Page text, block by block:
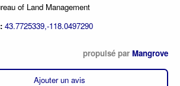
of Land Management
43.7725339,-118.0497290
propulsé par Mangrove
Ajouter un avis